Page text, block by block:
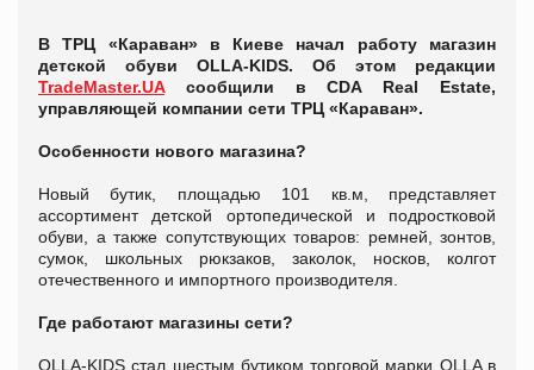
В ТРЦ «Караван» в Киеве начал работу магазин
детской обуви OLLA-KIDS. Об этом редакции
TradeMaster.UAсообщили в CDA Real Estate,
управляющей компании сети ТРЦ «Караван».
Особенности нового магазина?
Новый бутик, площадью 101 кв.м, представляет
ассортимент детской ортопедической и подростковой
обуви, а также сопутствующих товаров: ремней, зонтов,
сумок, школьных рюкзаков, заколок, носков, колгот
отечественного и импортного производителя.
Где работают магазины сети?
OLLA-KIDS стал шестым бутиком торговой марки OLLA в